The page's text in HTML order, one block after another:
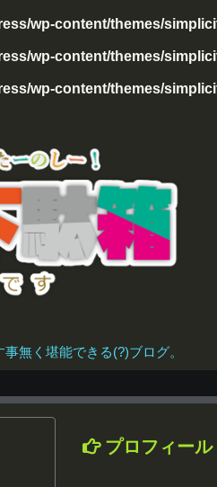
wp-content/themes/
wp-content/themes/
wp-content/themes/
無く堪能できる(?)ブログ。
プロフィール